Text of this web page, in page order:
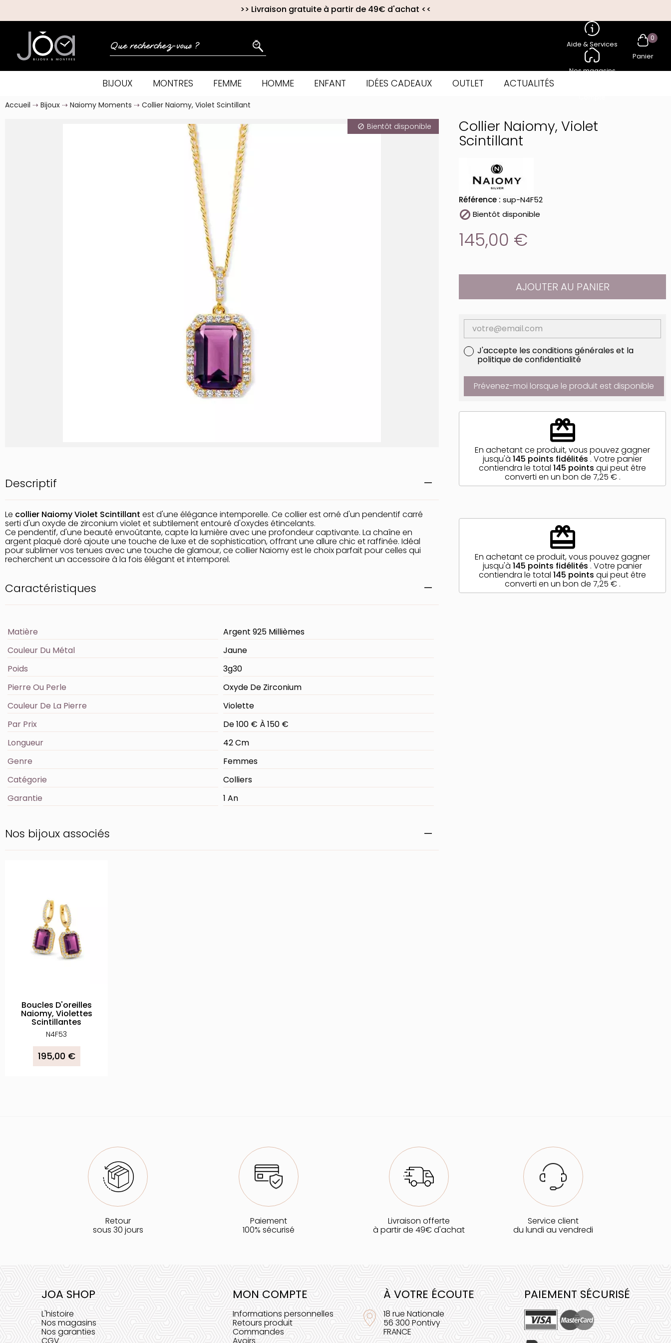
>> Livraison gratuite à partir de 49€ d'achat <<
Aide & Services
Nos magasins
0
Panier
BIJOUX MONTRES FEMME HOMME ENFANT IDÉES CADEAUX OUTLET ACTUALITÉS
Accueil Bijoux Naiomy Moments Collier Naiomy, Violet Scintillant
Bientôt disponible
Descriptif
Le collier Naiomy Violet Scintillant est d'une élégance intemporelle. Ce collier est orné d'un pendentif carré
serti d'un oxyde de zirconium violet et subtilement entouré d'oxydes étincelants.
Ce pendentif, d'une beauté envoûtante, capte la lumière avec une profondeur captivante. La chaîne en
argent plaqué doré ajoute une touche de luxe et de sophistication, offrant une allure chic et raffinée. Idéal
pour sublimer vos tenues avec une touche de glamour, ce collier Naiomy est le choix parfait pour celles qui
recherchent un accessoire à la fois élégant et intemporel.
Caractéristiques
Matière
Argent 925 Millièmes
Couleur Du Métal
Jaune
Poids
3g30
Pierre Ou Perle
Oxyde De Zirconium
Couleur De La Pierre
Violette
Par Prix
De 100 € À 150 €
Longueur
42 Cm
Genre
Femmes
Catégorie
Colliers
Garantie
1 An
Nos bijoux associés
Boucles D'oreilles
Naiomy, Violettes
Scintillantes
N4F53
195,00 €
Collier Naiomy, Violet
Scintillant
Référence : sup-N4F52
 Bientôt disponible
145,00 €
AJOUTER AU PANIER
J'accepte les conditions générales et la
politique de confidentialité
Prévenez-moi lorsque le produit est disponible
redeem
En achetant ce produit, vous pouvez gagner
jusqu'à145 points fidélités . Votre panier
contiendra le total145 points qui peut être
converti en un bon de 7,25 €.
redeem
En achetant ce produit, vous pouvez gagner
jusqu'à145 points fidélités . Votre panier
contiendra le total145 points qui peut être
converti en un bon de 7,25 €.
Retour
sous 30 jours
Paiement
100% sécurisé
Livraison offerte
à partir de 49€ d'achat
Service client
du lundi au vendredi
JOA SHOP
L'histoire
Nos magasins
Nos garanties
MON COMPTE
Informations personnelles
Retours produit
Commandes
À VOTRE ÉCOUTE
18 rue Nationale
56 300 Pontivy
FRANCE
PAIEMENT SÉCURISÉ